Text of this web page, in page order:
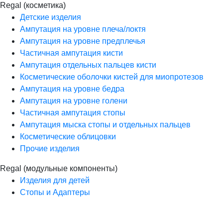
Regal (косметика)
Детские изделия
Ампутация на уровне плеча/локтя
Ампутация на уровне предплечья
Частичная ампутация кисти
Ампутация отдельных пальцев кисти
Косметические оболочки кистей для миопротезов
Ампутация на уровне бедра
Ампутация на уровне голени
Частичная ампутация стопы
Ампутация мыска стопы и отдельных пальцев
Косметические облицовки
Прочие изделия
Regal (модульные компоненты)
Изделия для детей
Стопы и Адаптеры